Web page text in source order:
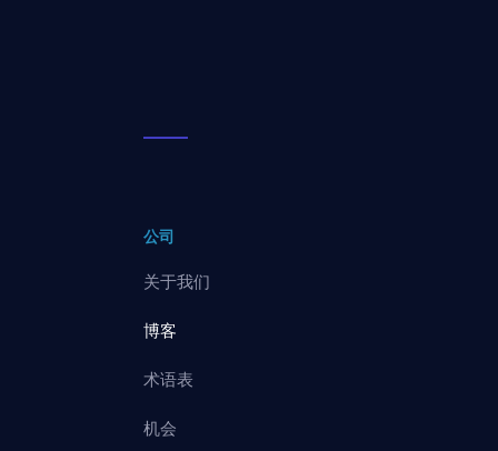
公司
关于我们
博客
术语表
机会